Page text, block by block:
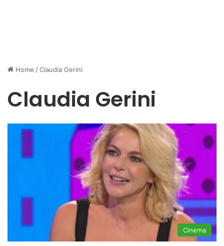
Home /Claudia Gerini
Claudia Gerini
Cinema